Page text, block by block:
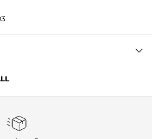
estampa Triangle rosa! Com
sempre, tem
removíveis. Você também